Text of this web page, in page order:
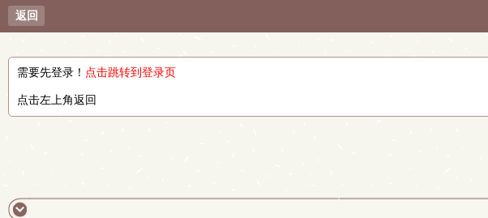
返回
需要先登录！ 点击跳转到登录页
点击左上角返回